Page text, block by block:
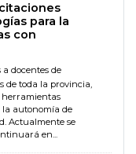
para la
con
docentes de
de toda la provincia,
herramientas
la autonomía de
Actualmente se
en...